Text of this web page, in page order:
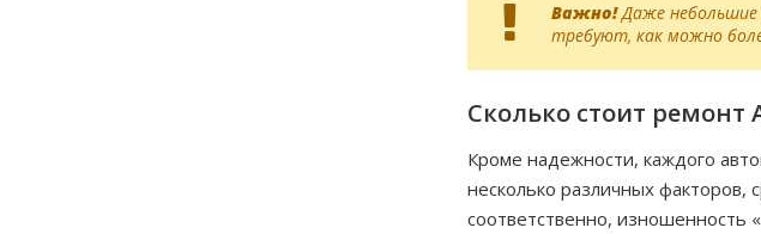
Важно!Даже небольшие
требуют, как можно
Сколько стоит
Кроме надежности, каждого
несколько различных факторов,
соответственно, изношенность